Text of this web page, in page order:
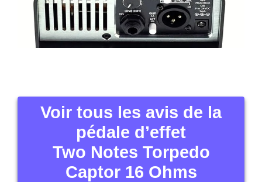
Voir tous les avis de la
pédale d’effet
Two Notes Torpedo
Captor 16 Ohms